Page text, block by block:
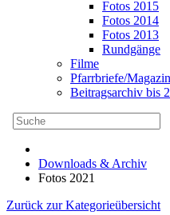
Fotos 2015
Fotos 2014
Fotos 2013
Rundgänge
Filme
Pfarrbriefe/
Beitragsarchiv bis
Downloads & Archiv
Fotos 2021
Zurück zur Kategorieübersicht